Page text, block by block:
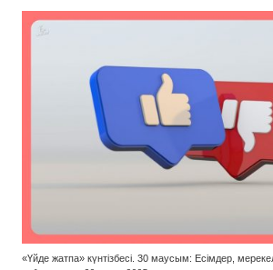
«Үйде жатпа» күнтізбесі. 30 маусым: Есімдер,